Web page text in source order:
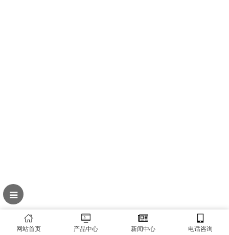
网站首页 产品中心 新闻中心 电话咨询